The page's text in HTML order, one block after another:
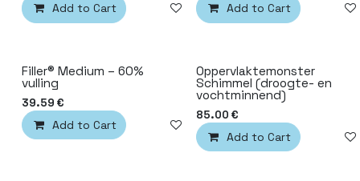
Add to Cart Add to wishlist
Add to Cart
Filler® Medium – 60%
vulling
39.59 €
Add to Cart Add to wishlist
Oppervlaktemonster
Schimmel (droogte- en
vochtminnend)
85.00 €
Add to Cart